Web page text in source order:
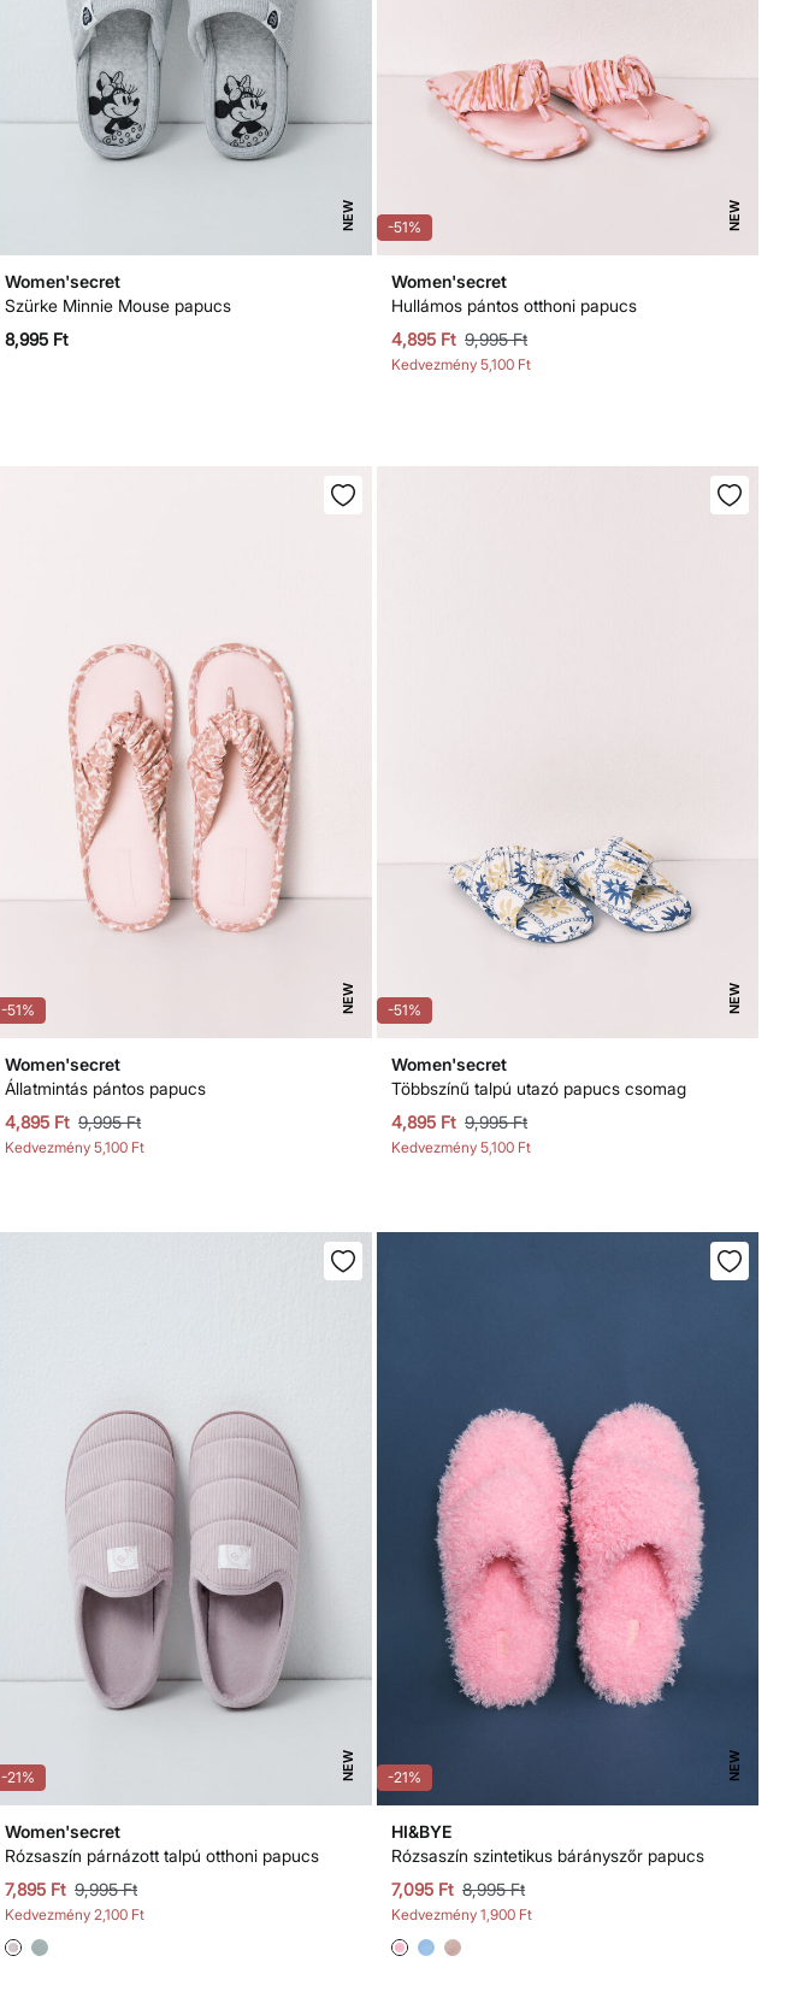
NEW
Women'secret
Szürke Minnie Mouse papucs
8,995 Ft
-51% NEW
Women'secret
Hullámos pántos otthoni papucs
4,895 Ft 9,995 Ft
Kedvezmény 5,100 Ft
-51% NEW
Women'secret
Állatmintás pántos papucs
4,895 Ft 9,995 Ft
Kedvezmény 5,100 Ft
-51% NEW
Women'secret
Többszínű talpú utazó papucs csomag
4,895 Ft 9,995 Ft
Kedvezmény 5,100 Ft
-21% NEW
Women'secret
Rózsaszín párnázott talpú otthoni papucs
7,895 Ft 9,995 Ft
Kedvezmény 2,100 Ft
-21% NEW
HI&BYE
Rózsaszín szintetikus bárányszőr papucs
7,095 Ft 8,995 Ft
Kedvezmény 1,900 Ft